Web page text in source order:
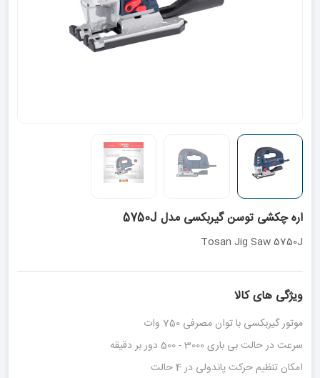
اره چکشی توسن گیربکسی مدل 5750J
Tosan Jig Saw 5750J
ویژگی های کالا
موتور گیربکسی با توان مصرفی 750 وات
سرعت در حالت بی باری 3000 - 500 دور بر دقیقه
امکان تنظیم حرکت پاندولی در 4 حالت